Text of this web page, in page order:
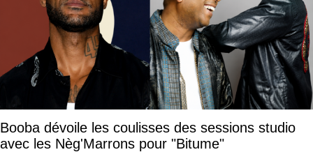
Booba dévoile les coulisses des sessions studio
avec les Nèg'Marrons pour "Bitume"